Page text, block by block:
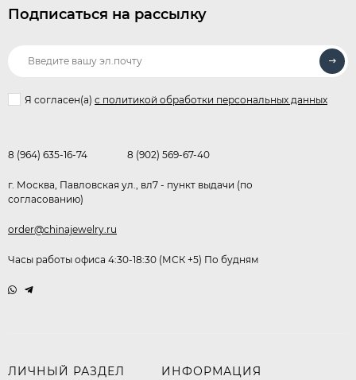
Подписаться на рассылку
Я согласен(a) с политикой обработки персональных данных
8 (964) 635-16-74 8 (902) 569-67-40
г. Москва, Павловская ул., вл7 - пункт выдачи (по
согласованию)
order@chinajewelry.ru
Часы работы офиса 4:30-18:30 (МСК +5) По будням
ЛИЧНЫЙ РАЗДЕЛ ИНФОРМАЦИЯ